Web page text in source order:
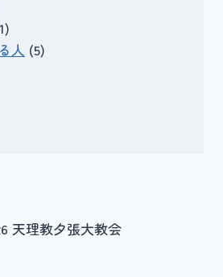
人 (5)
天理教夕張大教会